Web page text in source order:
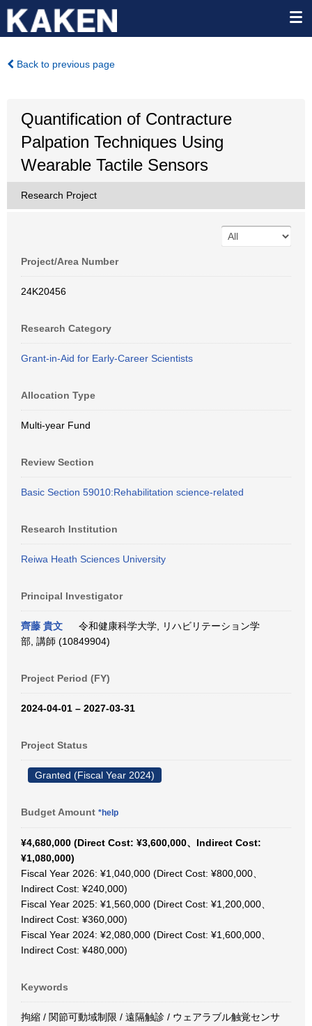
Back to previous page
Quantification of Contracture
Palpation Techniques Using
Wearable Tactile Sensors
Research Project
Project/Area Number
24K20456
Research Category
Grant-in-Aid for Early-Career Scientists
Allocation Type
Multi-year Fund
Review Section
Basic Section 59010:Rehabilitation science-related
Research Institution
Reiwa Heath Sciences University
Principal Investigator
齊藤 貴文
令和健康科学大学, リハビリテーション学
部, 講師 (10849904)
Project Period (FY)
2024-04-01 – 2027-03-31
Project Status
Granted (Fiscal Year 2024)
Budget Amount *help
¥4,680,000 (Direct Cost: ¥3,600,000、Indirect Cost:
¥1,080,000)
Fiscal Year 2026: ¥1,040,000 (Direct Cost: ¥800,000、
Indirect Cost: ¥240,000)
Fiscal Year 2025: ¥1,560,000 (Direct Cost: ¥1,200,000、
Indirect Cost: ¥360,000)
Fiscal Year 2024: ¥2,080,000 (Direct Cost: ¥1,600,000、
Indirect Cost: ¥480,000)
Keywords
拘縮 / 関節可動域制限 / 遠隔触診 / ウェアラブル触覚センサ